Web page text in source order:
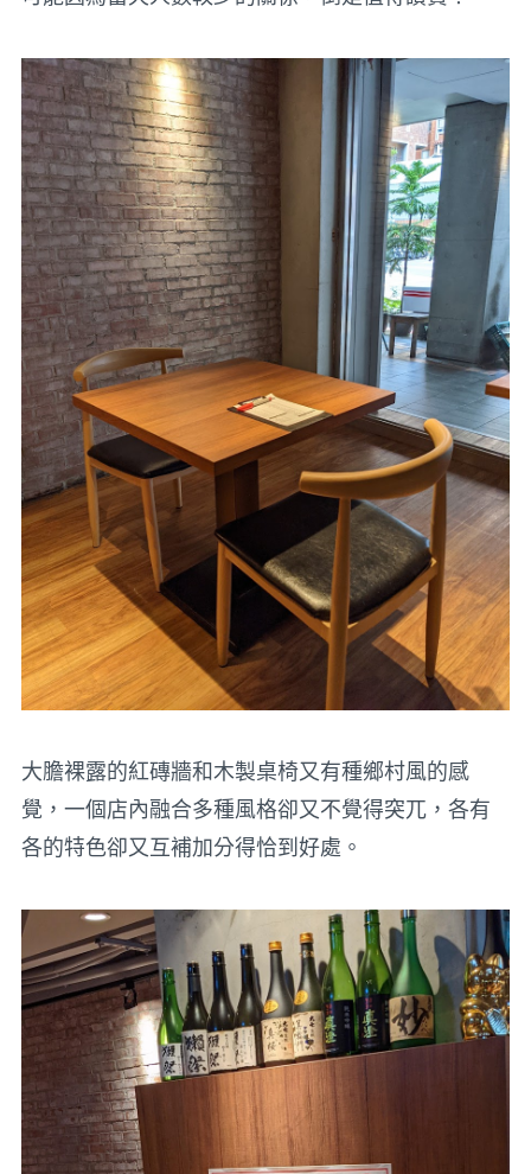
大膽裸露的紅磚牆和木製桌椅又有種鄉村風的感
覺，一個店內融合多種風格卻又不覺得突兀，各有
各的特色卻又互補加分得恰到好處。